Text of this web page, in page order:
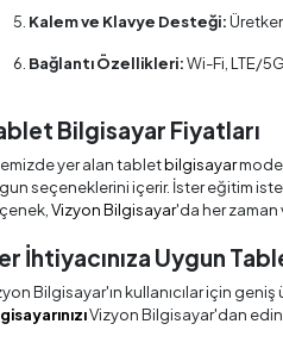
Kalem ve Klavye Desteği:
Bağlantı Özellikleri:Wi-Fi, LTE/
Bilgisayar Fiyatları
yer alan tabletbilgisayar
seçeneklerini içerir. İster eğitim
Vizyon Bilgisayar'da her zaman
İhtiyacınıza Uygun
Bilgisayar'ın kullanıcılar için
Vizyon Bilgisayar'dan